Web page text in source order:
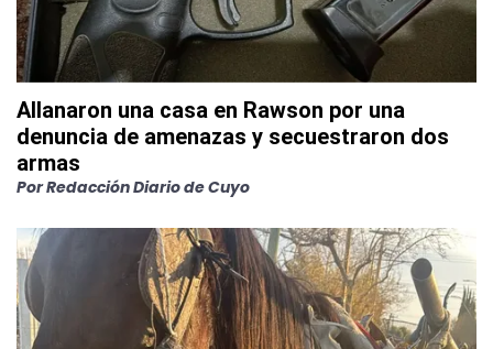
Allanaron una casa en Rawson por una
denuncia de amenazas y secuestraron dos
armas
PorRedacción Diario de Cuyo